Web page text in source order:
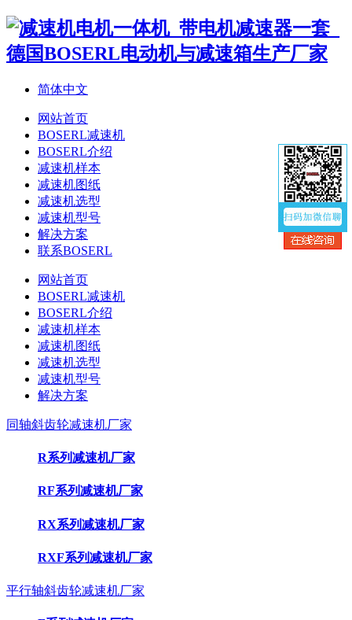
简体中文
网站首页
BOSERL减速机
BOSERL介绍
减速机样本
减速机图纸
减速机选型
减速机型号
解决方案
联系BOSERL
网站首页
BOSERL减速机
BOSERL介绍
减速机样本
减速机图纸
减速机选型
减速机型号
解决方案
同轴斜齿轮减速机厂家
R系列减速机厂家
RF系列减速机厂家
RX系列减速机厂家
RXF系列减速机厂家
平行轴斜齿轮减速机厂家